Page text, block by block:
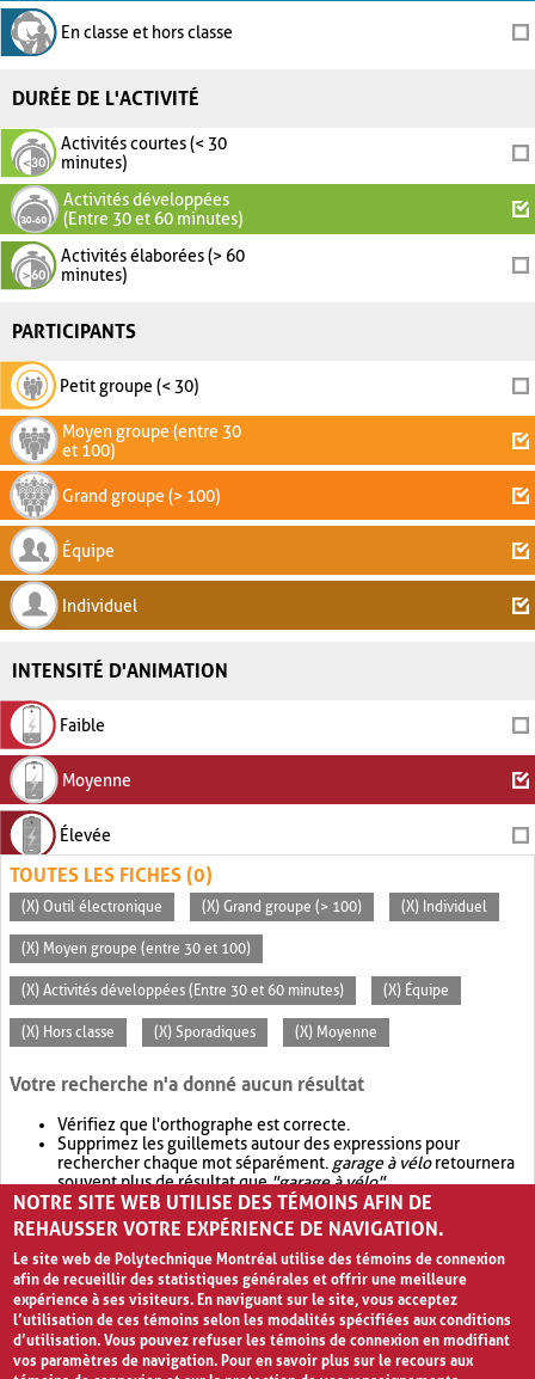
En classe et hors classe
DURÉE DE L'ACTIVITÉ
Activités courtes (< 30
minutes)
Activités développées
(Entre 30 et 60 minutes)
Activités élaborées (> 60
minutes)
PARTICIPANTS
Petit groupe (< 30)
Moyen groupe (entre 30
et 100)
Grand groupe (> 100)
Équipe
Individuel
INTENSITÉ D'ANIMATION
Faible
Moyenne
Élevée
TOUTES LES FICHES (0)
(X) Outil électronique (X) Grand groupe (> 100) (X) Individuel
(X) Moyen groupe (entre 30 et 100)
(X) Activités développées (Entre 30 et 60 minutes) (X) Équipe
(X) Hors classe (X) Sporadiques (X) Moyenne
Votre recherche n'a donné aucun résultat
Vérifiez que l'orthographe est correcte.
Supprimez les guillemets autour des expressions pour
rechercher chaque mot séparément. garage à véloretournera
souvent plus de résultat que"garage à vélo".
Envisagez d'élargir votre recherche avec OR.garage OR vélo
retournera souvent plus de résultat quegarage à vélo
NOTRE SITE WEB UTILISE DES TÉMOINS AFIN DE
REHAUSSER VOTRE EXPÉRIENCE DE NAVIGATION.
Le site web de Polytechnique Montréal utilise des témoins de connexion
afin de recueillir des statistiques générales et offrir une meilleure
expérience à ses visiteurs. En naviguant sur le site, vous acceptez
l’utilisation de ces témoins selon les modalités spécifiées aux conditions
d’utilisation. Vous pouvez refuser les témoins de connexion en modifiant
vos paramètres de navigation. Pour en savoir plus sur le recours aux